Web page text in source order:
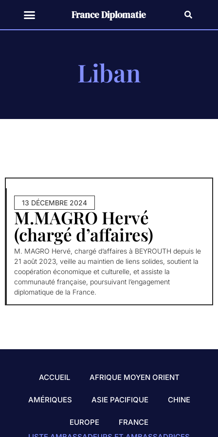
France Diplomatie
Liban
13 DÉCEMBRE 2024
M.MAGRO Hervé
(chargé d’affaires)
M. MAGRO Hervé, chargé d’affaires à BEYROUTH depuis le
21 août 2023, veille au maintien de liens solides, soutient la
coopération économique et culturelle, et assiste la
communauté française, poursuivant l’engagement
diplomatique de la France.
ACCUEIL AFRIQUE MOYEN ORIENT
AMÉRIQUES ASIE PACIFIQUE CHINE
EUROPE
FRANCE